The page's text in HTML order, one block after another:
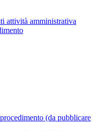
attività amministrativa
(da pubblicare